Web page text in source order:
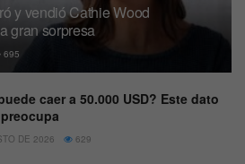
y vendió Cathie Wood
gran sorpresa
695
caer a 50.000 USD? Este dato
DE 2026 629